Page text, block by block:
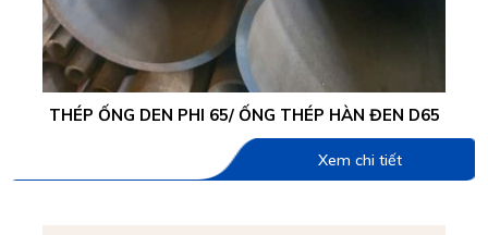
THÉP ỐNG DEN PHI 65/ ỐNG THÉP HÀN ĐEN D65
Xem chi tiết